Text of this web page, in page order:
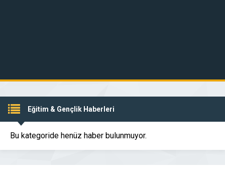
Eğitim & Gençlik Haberleri
Bu kategoride henüz haber bulunmuyor.